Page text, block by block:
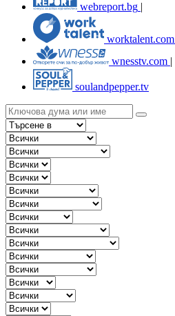
webreport.bg
worktalent.com
wnesstv.com |
soulandpepper.tv